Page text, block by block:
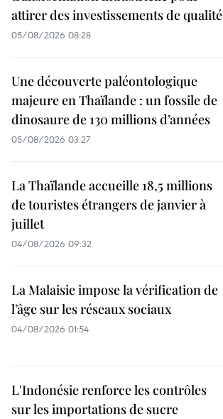
attirer des investissements de qualité
05/08/2026 08:28
Une découverte paléontologique
majeure en Thaïlande : un fossile de
dinosaure de 130 millions d’années
05/08/2026 03:27
La Thaïlande accueille 18,5 millions
de touristes étrangers de janvier à
juillet
04/08/2026 09:32
La Malaisie impose la vérification de
l’âge sur les réseaux sociaux
04/08/2026 01:54
L'Indonésie renforce les contrôles
sur les importations de sucre